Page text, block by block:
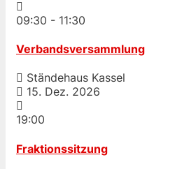
09:30 - 11:30
Verbandsversammlung
Ständehaus Kassel
15. Dez. 2026
19:00
Fraktionssitzung